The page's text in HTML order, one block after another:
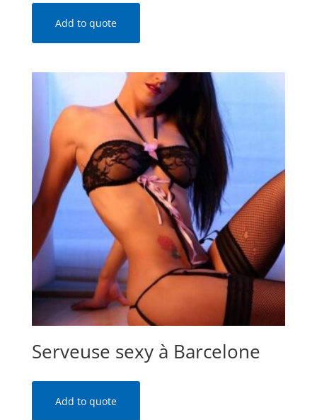
Add to quote
Serveuse sexy à Barcelone
Add to quote